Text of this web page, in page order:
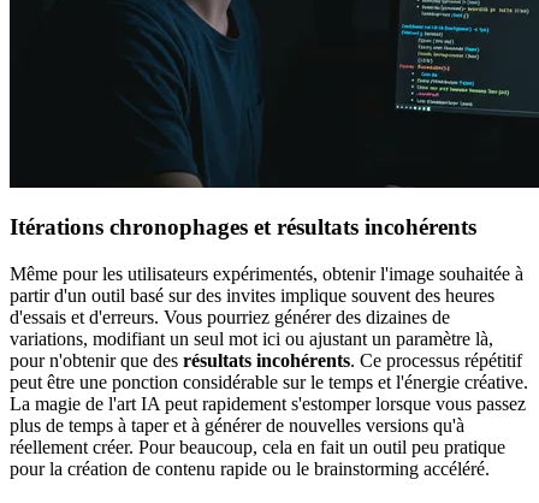
Itérations chronophages et résultats incohérents
Même pour les utilisateurs expérimentés, obtenir l'image souhaitée à
partir d'un outil basé sur des invites implique souvent des heures
d'essais et d'erreurs. Vous pourriez générer des dizaines de
variations, modifiant un seul mot ici ou ajustant un paramètre là,
pour n'obtenir que des résultats incohérents. Ce processus répétitif
peut être une ponction considérable sur le temps et l'énergie créative.
La magie de l'art IA peut rapidement s'estomper lorsque vous passez
plus de temps à taper et à générer de nouvelles versions qu'à
réellement créer. Pour beaucoup, cela en fait un outil peu pratique
pour la création de contenu rapide ou le brainstorming accéléré.